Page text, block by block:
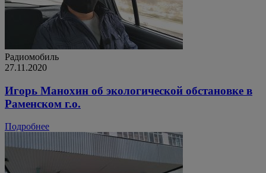
Радиомобиль
27.11.2020
Игорь Манохин об экологической обстановке в
Раменском г.о.
Подробнее